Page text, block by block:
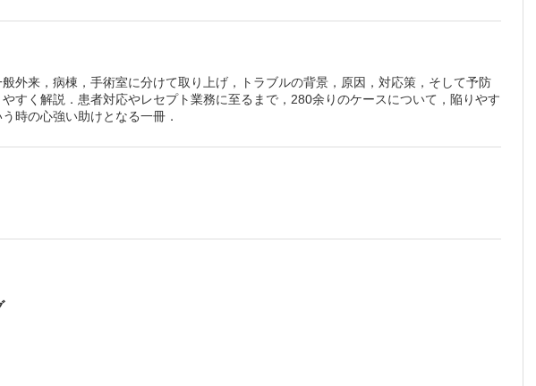
）
病黄斑浮腫（DME） （平野隆
）
下注射 （朝䕃正樹）
謙吾）
ーティング（1）業務
西村知久）
外来，病棟，手術室に分けて取り上げ，トラブルの背景，原因，対応策，そして予防
すく解説．患者対応やレセプト業務に至るまで，280余りのケースについて，陥りやす
時の心強い助けとなる一冊．